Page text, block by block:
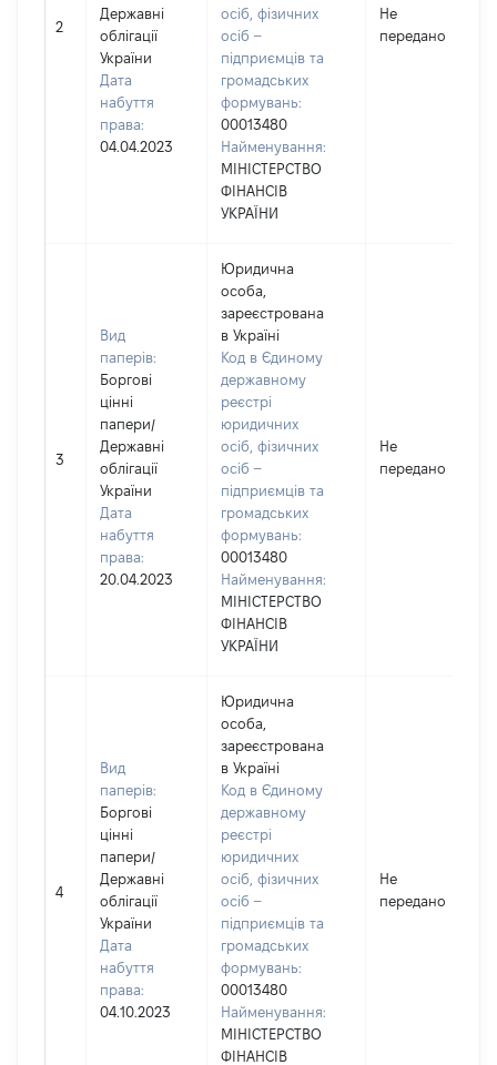
2
Державні
облігації
України
Дата
набуття
права:
04.04.2023
осіб, фізичних
осіб –
підприємців та
громадських
формувань:
00013480
Найменування:
МІНІСТЕРСТВО
ФІНАНСІВ
УКРАЇНИ
Не
передано
3
Вид
паперів:
Боргові
цінні
папери/
Державні
облігації
України
Дата
набуття
права:
20.04.2023
Юридична
особа,
зареєстрована
в Україні
Код в Єдиному
державному
реєстрі
юридичних
осіб, фізичних
осіб –
підприємців та
громадських
формувань:
00013480
Найменування:
МІНІСТЕРСТВО
ФІНАНСІВ
УКРАЇНИ
Не
передано
4
Вид
паперів:
Боргові
цінні
папери/
Державні
облігації
України
Дата
набуття
права:
04.10.2023
Юридична
особа,
зареєстрована
в Україні
Код в Єдиному
державному
реєстрі
юридичних
осіб, фізичних
осіб –
підприємців та
громадських
формувань:
00013480
Найменування:
МІНІСТЕРСТВО
ФІНАНСІВ
Не
передано